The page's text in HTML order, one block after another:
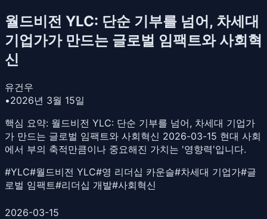
월드비전 YLC: 단순 기부를 넘어, 차세대
기업가가 만드는 글로벌 임팩트와 사회혁
신
유건우
•2026년 3월 15일
핵심 요약: 월드비전 YLC: 단순 기부를 넘어, 차세대 기업가
가 만드는 글로벌 임팩트와 사회혁신 2026-03-15 현대 사회
에서 부의 축적만큼이나 중요해진 가치는 '영향력'입니다.
#YLC#월드비전 YLC#영 리더십 카운슬#차세대 기업가#글
로벌 임팩트#리더십 개발#사회혁신
2026-03-15